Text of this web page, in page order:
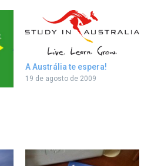
A Austrália te espera!
19 de agosto de 2009